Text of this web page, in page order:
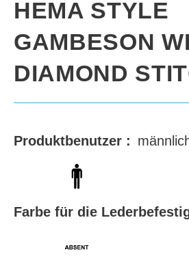
HEMA STYLE
GAMBESON
DIAMOND
Produktbenutzer :
Farbe für die